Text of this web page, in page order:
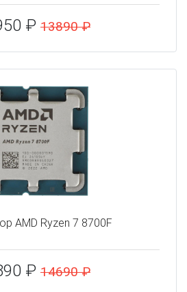
₽ 13890 ₽
AMD Ryzen 7 8700F
₽ 14690 ₽